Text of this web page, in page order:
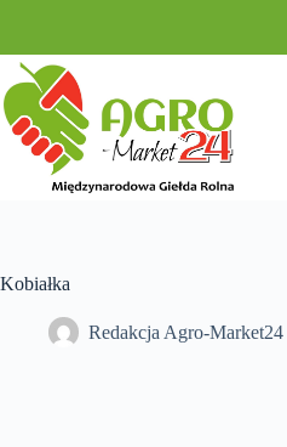
treści
Kobiałka
Redakcja Agro-Market24